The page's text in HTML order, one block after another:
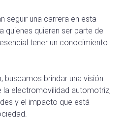
seguir una carrera en esta
quienes quieren ser parte de
tener un conocimiento
buscamos brindar una visión
la electromovilidad automotriz,
y el impacto que está